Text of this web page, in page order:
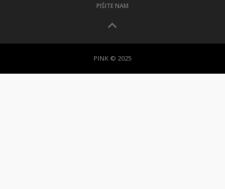
PIŠITE NAM
PINK © 2025